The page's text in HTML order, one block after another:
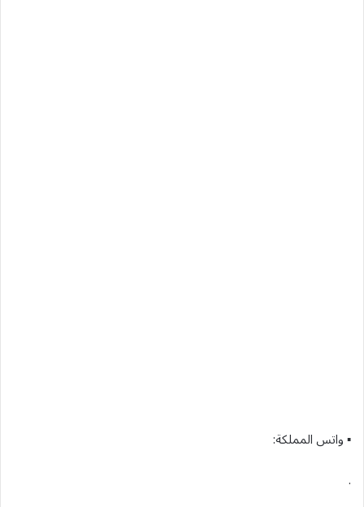
▪︎ واتس المملكة:
.